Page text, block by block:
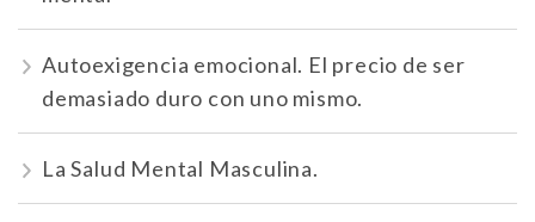
Autoexigencia emocional. El precio de ser
demasiado duro con uno mismo.
La Salud Mental Masculina.